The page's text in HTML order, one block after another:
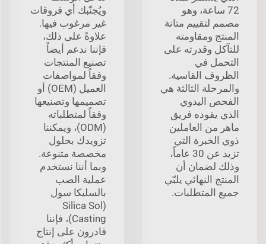
72 ساعة، وهو
مصمم لتقييم متانة
المنتج ومقاومته
للتآكل وقدرته على
التحمل في
الظروف القاسية.
والمرحلة الثالثة هي
الفحص اليدوي
الذي يقوده فريق
ماهر من العاملين
ذوي الخبرة التي
تزيد عن 30 عاماً،
وذلك لضمان أن
المنتج النهائي يلبّي
جميع المتطلبات.
ويُجنّبك أي فروقات
غير مرغوب فيها.
علاوةً على ذلك،
فإننا ندعم أيضاً
تصنيع المنتجات
وفقاً لمواصفات
العميل (OEM) أو
تصميمها وتصنيعها
وفقاً لمتطلباته
(ODM)، ويمكننا
تزويدك بحلول
مخصصة متنوعة.
وبما أننا نستخدم
عملية الصب
بالسليكا سول
(Silica Sol
Casting)، فإننا
قادرون على إنتاج